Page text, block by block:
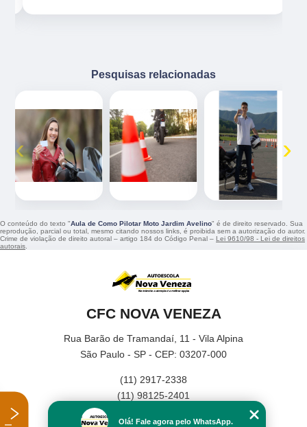
Pesquisas relacionadas
‹ ›
O conteúdo do texto "Aula de Como Pilotar Moto Jardim Avelino" é de direito reservado. Sua
reprodução, parcial ou total, mesmo citando nossos links, é proibida sem a autorização do autor.
Crime de violação de direito autoral – artigo 184 do Código Penal – Lei 9610/98 - Lei de direitos
autorais
CFC NOVA VENEZA
Rua Barão de Tramandaí, 11 - Vila Alpina
São Paulo - SP - CEP: 03207-000
(11) 2917-2338
(11) 98125-2401
Home
Olá! Fale agora pelo WhatsApp.